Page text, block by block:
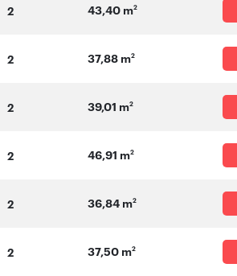
2 43,40 m2
2 37,88 m2
2 39,01 m2
2 46,91 m2
2 36,84 m2
2 37,50 m2